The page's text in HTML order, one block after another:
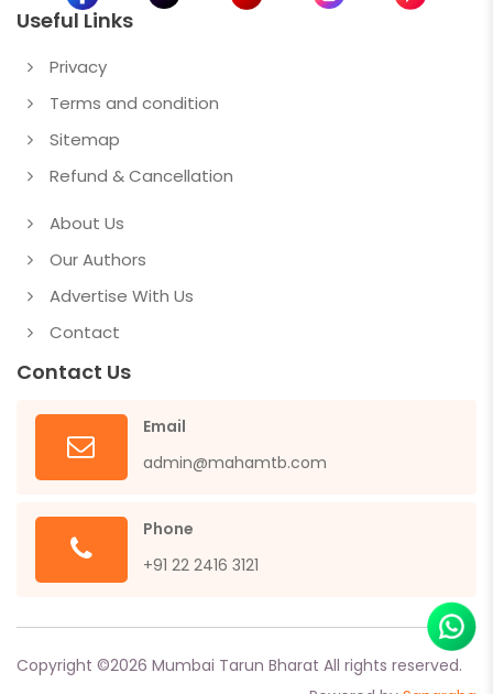
Useful Links
Privacy
Terms and condition
Sitemap
Refund & Cancellation
About Us
Our Authors
Advertise With Us
Contact
Contact Us
Email
admin@mahamtb.com
Phone
+91 22 2416 3121
Copyright ©2026 Mumbai Tarun Bharat All rights reserved.